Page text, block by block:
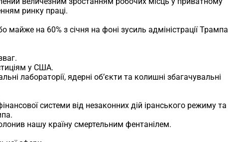
ринку праці.
на 60% з січня на фоні зусиль адміністрації Трампа
у США.
лабораторії, ядерні об’єкти та колишні збагачувальні
системи від незаконних дій іранського режиму та
нашу країну смертельним фентанілем.